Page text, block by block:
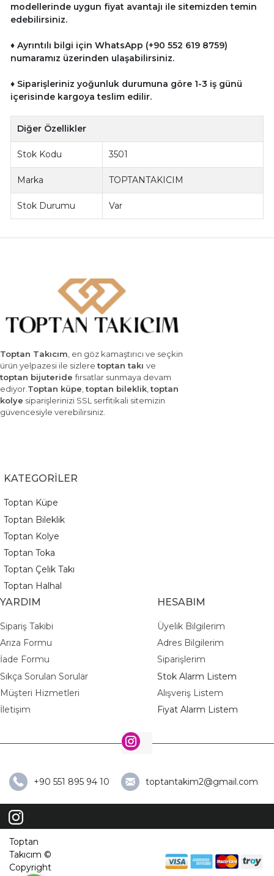
modellerinde uygun fiyat avantajı ile sitemizden temin
edebilirsiniz.
♦ Ayrıntılı bilgi için WhatsApp (+90 552 619 8759)
numaramız üzerinden ulaşabilirsiniz.
♦ Siparişleriniz yoğunluk durumuna göre 1-3 iş günü
içerisinde kargoya teslim edilir.
Diğer Özellikler
Stok Kodu 3501
Marka TOPTANTAKICIM
Stok Durumu Var
Toptan Takıcım, en göz kamaştırıcı ve seçkin
ürün yelpazesi ile sizleretoptan takı ve
toptan bijuteridefırsatlar sunmaya devam
ediyor.Toptan küpe,toptan bileklik,toptan
kolye siparişlerinizi SSL serfitikali sitemizin
güvencesiyle verebilirsiniz.
KATEGORİLER
Toptan Küpe
Toptan Bileklik
Toptan Kolye
Toptan Toka
Toptan Çelik Takı
Toptan Halhal
YARDIM
Sipariş Takibi
Arıza Formu
İade Formu
Sıkça Sorulan Sorular
Müşteri Hizmetleri
İletişim
HESABIM
Üyelik Bilgilerim
Adres Bilgilerim
Siparişlerim
Stok Alarm Listem
Alışveriş Listem
Fiyat Alarm Listem
+90 551 895 94 10 toptantakim2@gmail.com
Toptan
Takıcım ©
Copyright